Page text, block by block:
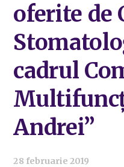
oferite de
cadrul
Andrei”
28 februarie 2019